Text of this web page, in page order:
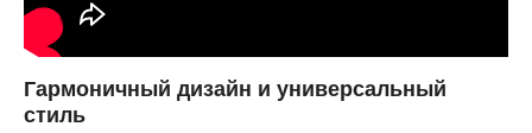
Гармоничный дизайн и универсальный
стиль